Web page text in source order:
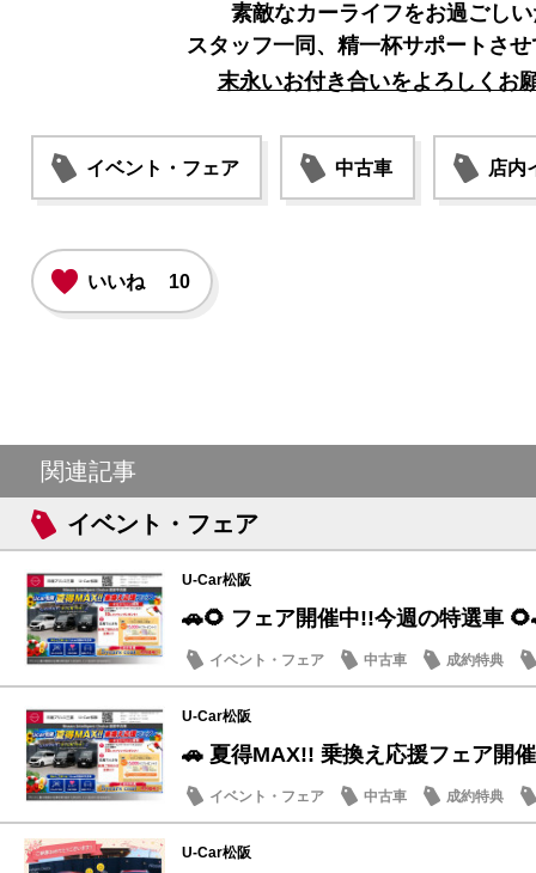
素敵なカーライフをお過ごし
スタッフ一同、精一杯サポートさ
末永いお付き合いをよろしくお
イベント・フェア 中古車 店内
いいね 10
関連記事
イベント・フェア
U-Car松阪
🚗🌻 フェア開催中!!今週の特選車
イベント・フェア 中古車 成約特典
U-Car松阪
🚗 夏得MAX!! 乗換え応援フェア開
イベント・フェア 中古車 成約特典
U-Car松阪